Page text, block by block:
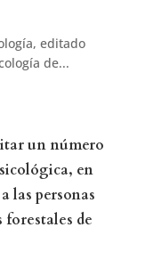
editado
de...
un número
en
las personas
forestales de